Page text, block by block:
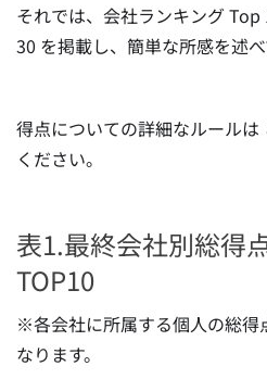
それでは、会社ランキング
30 を掲載し、簡単な所感を述べ
得点についての詳細なルールは
ください。
表1.最終会社別総得
TOP10
※各会社に所属する個人の総得
なります。